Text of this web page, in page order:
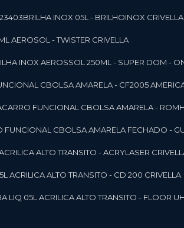
BRILHA INOX 05L - BRILHOINOX CRIVELLA
AEROSOL - TWISTER CRIVELLA
INOX AEROSSOL 250ML - SUPER DOM -
CBOLSA AMARELA - CF2005
CARRO FUNCIONAL CBOLSA AMARELA -
FUNCIONAL CBOLSA AMARELA FECHADO -
ACRILICA ALTO TRANSITO - ACRYLASER
ACRILICA ALTO TRANSITO - CD 200 CRIVELLA
LIQ 05L ACRILICA ALTO TRANSITO - FLOOR